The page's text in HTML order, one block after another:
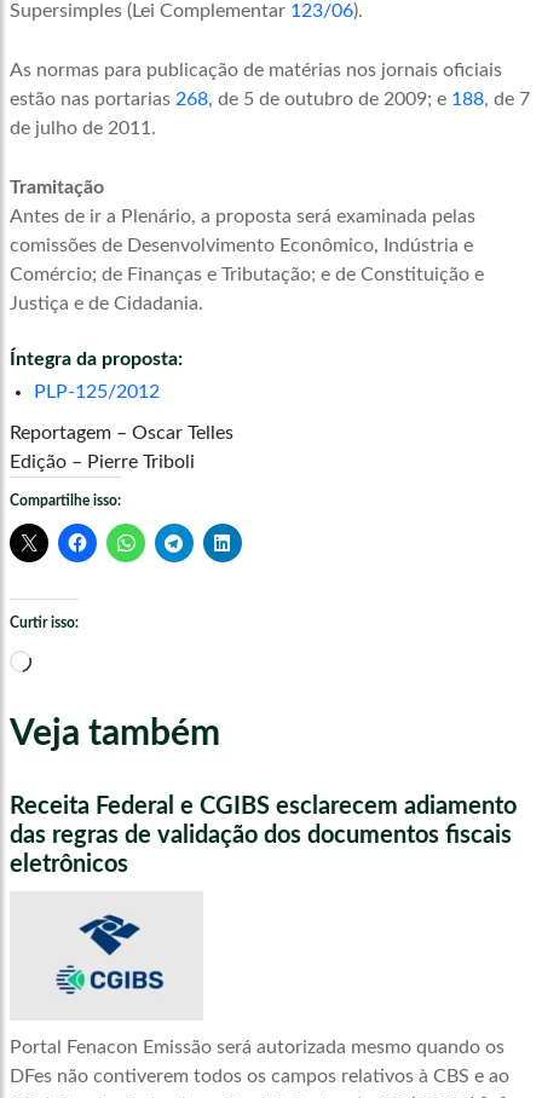
Supersimples(Lei Complementar 123/06).
As normas para publicação de matérias nos jornais oficiais
estão nas portarias 268, de 5 de outubro de 2009; e 188, de 7
de julho de 2011.
Tramitação
Antes de ir a Plenário, a proposta será examinada pelas
comissões de Desenvolvimento Econômico, Indústria e
Comércio; de Finanças e Tributação; e de Constituição e
Justiça e de Cidadania.
Íntegra da proposta:
PLP-125/2012
Reportagem – Oscar Telles
Edição – Pierre Triboli
Compartilhe isso:
Curtir isso:
Carregando...
Veja também
Receita Federal e CGIBS esclarecem adiamento
das regras de validação dos documentos fiscais
eletrônicos
Portal Fenacon Emissão será autorizada mesmo quando os
DFes não contiverem todos os campos relativos à CBS e ao